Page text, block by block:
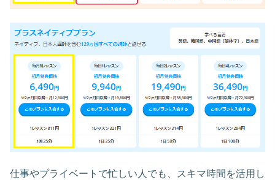
仕事やプライベートで忙しい人でも、スキマ時間を活用し